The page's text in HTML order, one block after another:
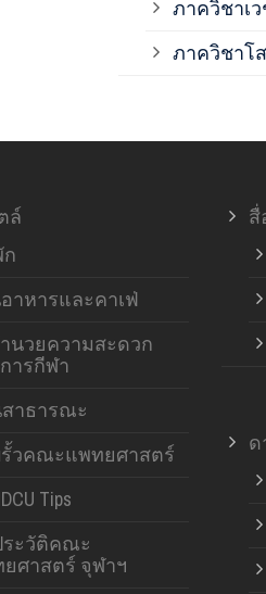
ภาควิชาเ
ภาควิชาโ
ล์
าหารและคาเฟ่
นวยความสะดวก
ารกีฬา
าธารณะ
วคณะแพทยศาสตร์
Tips
ะวัติคณะ
ศาสตร์ จุฬาฯ